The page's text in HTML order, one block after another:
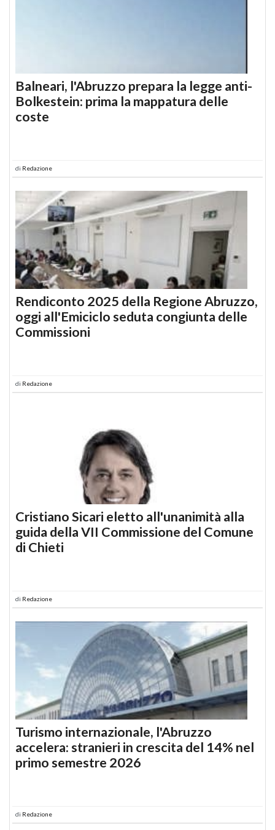
Balneari, l'Abruzzo prepara la legge anti-
Bolkestein: prima la mappatura delle
coste
di Redazione
Rendiconto 2025 della Regione Abruzzo,
oggi all'Emiciclo seduta congiunta delle
Commissioni
di Redazione
Cristiano Sicari eletto all'unanimità alla
guida della VII Commissione del Comune
di Chieti
di Redazione
Turismo internazionale, l'Abruzzo
accelera: stranieri in crescita del 14% nel
primo semestre 2026
di Redazione